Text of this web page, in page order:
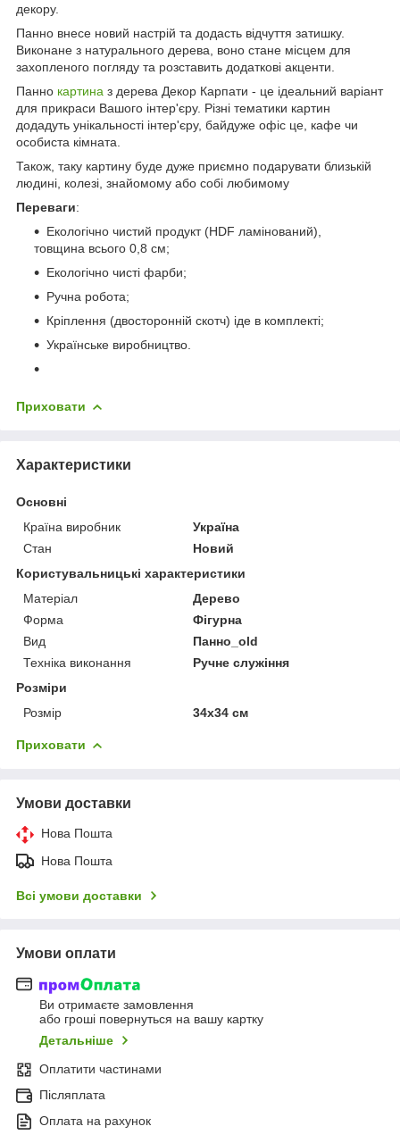
декору.
Панно внесе новий настрій та додасть відчуття затишку.
Виконане з натурального дерева, воно стане місцем для
захопленого погляду та розставить додаткові акценти.
Панно картина з дерева Декор Карпати - це ідеальний варіант
для прикраси Вашого інтер'єру. Різні тематики картин
додадуть унікальності інтер'єру, байдуже офіс це, кафе чи
особиста кімната.
Також, таку картину буде дуже приємно подарувати близькій
людині, колезі, знайомому або собі любимому
Переваги:
Екологічно чистий продукт (HDF ламінований),
товщина всього 0,8 см;
Екологічно чисті фарби;
Ручна робота;
Кріплення (двосторонній скотч) іде в комплекті;
Українське виробництво.
Приховати
Характеристики
Основні
Країна виробник
Україна
Стан
Новий
Користувальницькі характеристики
Матеріал
Дерево
Форма
Фігурна
Вид
Панно_оld
Техніка виконання
Ручне служіння
Розміри
Розмір
34х34 см
Приховати
Умови доставки
Нова Пошта
Нова Пошта
Всі умови доставки
Умови оплати
Ви отримаєте замовлення
або гроші повернуться на вашу картку
Детальніше
Оплатити частинами
Післяплата
Оплата на рахунок